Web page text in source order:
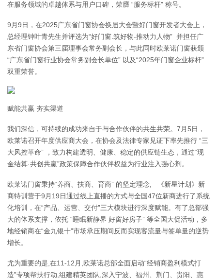
在服务领域的卓越体系与用户口碑，荣膺 “服务标杆” 称号。
9月9日，在2025广东省门窗协会换届大会暨好门窗开发者大会上，
总经理钟叶青先生并评选为“好门窗.筑好物-推动力人物”  并担任广
东省门窗协会第三届理事会常务副会长，与此同时欧莱诺门窗获颁
“广东省门窗行业协会常务副会长单位” 以及“2025年门窗企业标杆”
双重荣誉。
赋能共赢 夯实渠道
我们深信，可持续的成功来自于与合作伙伴的共生共荣。7月5日，
欧莱诺召开年度供应商大会，在协会及法律专家见证下率先推行 “三
大风控革命” ，致力构建透明、健康、稳定的供应链生态，通过“现
金结算·共创共赢”政策保障合作伙伴权益为行业注入强心剂。
欧莱诺门窗秉持“养商、扶商、育商” 的坚定理念,   《新星计划》新
商特训营于9月19日通过线上直播的方式与全国47位新商进行了系统
化培训，在“产品、运营、交付”三大模块进行深度赋能。有了总部强
大的体系支撑，依托 “睡眠新静界 好窗好房子” 等全国大促活动，多
地经销商在“金九银十”市场承压期间反而实现客流量与签单量的逆势
增长。
尤为重要的是,在11-12月,欧莱诺总部全面启动“经销商盈利模式打
造”专项帮扶行动,组建精英团队,深入宁波、福州、荆门、贵阳、惠